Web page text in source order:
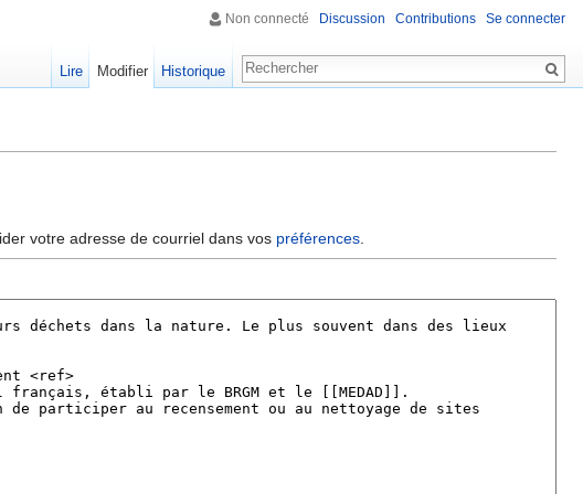
votre adresse de courriel dans vos préférences
Non connecté Discussion Contributions Se connecter
Lire Modifier Historique